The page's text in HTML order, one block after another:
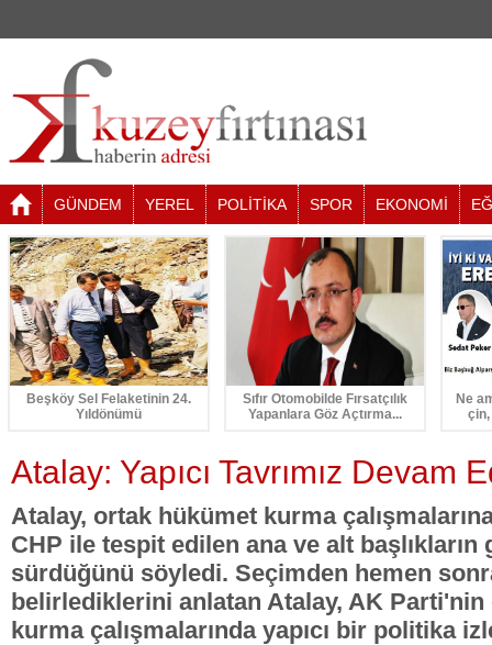
GÜNDEM YEREL POLİTİKA SPOR EKONOMİ
Beşköy Sel Felaketinin 24.
Yıldönümü
Sıfır Otomobilde Fırsatçılık
Yapanlara Göz Açtırma...
Ne
Atalay: Yapıcı Tavrımız Devam
Atalay, ortak hükümet kurma
CHP ile tespit edilen ana ve alt
sürdüğünü söyledi. Seçimden hemen
belirlediklerini anlatan Atalay, AK
kurma çalışmalarında yapıcı bir politika